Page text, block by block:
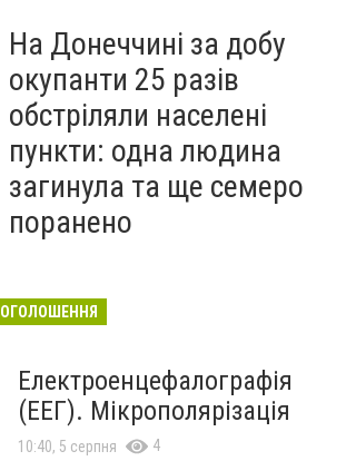
На Донеччині за добу
окупанти 25 разів
обстріляли населені
пункти: одна людина
загинула та ще семеро
поранено
ОГОЛОШЕННЯ
Електроенцефалографія
(ЕЕГ). Мікрополярізація
10:40, 5 серпня 4